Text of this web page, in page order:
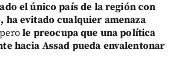
el único país de la región con
ha evitado cualquier amenaza
perole preocupa que una política
hacia Assad pueda envalentonar